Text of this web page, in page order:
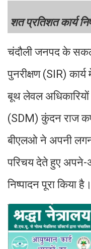
शत प्रतिशत कार्य
चंदौली जनपद के
पुनरीक्षण (SIR)
बूथ लेवल अधिकारियों
(SDM) कुंदन राज
बीएलओ ने अपनी
परिचय देते हुए अपने-
निष्पादन पूरा किया है।